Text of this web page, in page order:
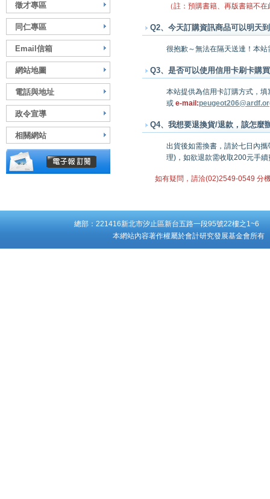
徵才專區
同仁專區
Email信箱
網站地圖
電話與地址
政令宣導
相關網站
（註：預購書籍、再版書籍不在
Q2、今天訂購資訊商品可以明天
很抱歉～無法在隔天送達！本
Q3、是否可以使用信用卡刷卡購
本站提供為信用卡訂購方式，填
或 e-mail:
Q4、我想要退換貨/退款，該怎麼
出貨後如需換書，請於七日內
理)，如欲退款需收取200元手續
如有疑問，請洽(02)2549-0549 分
總部：221416新北市汐止區新台五路一段95號22樓之
本網站內容著作權屬於會計研究發展基金會所